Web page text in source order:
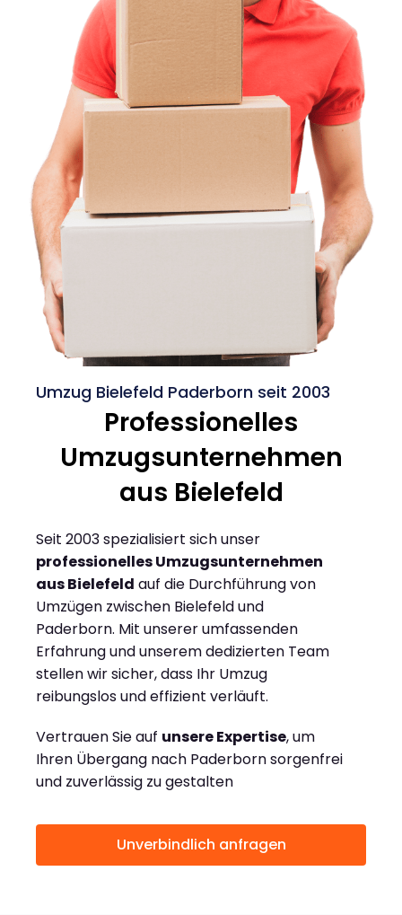
Umzug Bielefeld Paderborn seit 2003
Professionelles
Umzugsunternehmen
aus Bielefeld
Seit 2003 spezialisiert sich unser
professionelles Umzugsunternehmen
aus Bielefeld auf die Durchführung von
Umzügen zwischen Bielefeld und
Paderborn. Mit unserer umfassenden
Erfahrung und unserem dedizierten Team
stellen wir sicher, dass Ihr Umzug
reibungslos und effizient verläuft.
Vertrauen Sie auf unsere Expertise, um
Ihren Übergang nach Paderborn sorgenfrei
und zuverlässig zu gestalten
Unverbindlich anfragen